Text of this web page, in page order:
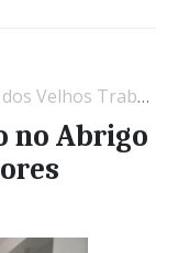
Trabalhadores
no Abrigo